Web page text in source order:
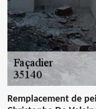
Remplacement de